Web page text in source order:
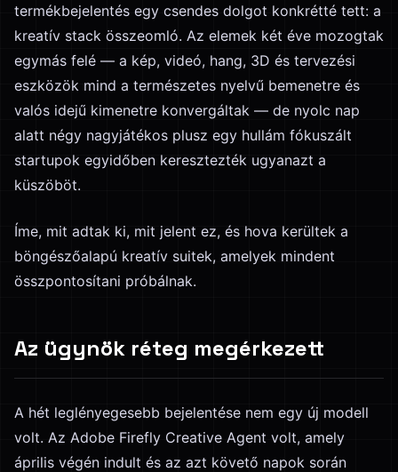
termékbejelentés egy csendes dolgot konkrétté tett: a
kreatív stack összeomló. Az elemek két éve mozogtak
egymás felé — a kép, videó, hang, 3D és tervezési
eszközök mind a természetes nyelvű bemenetre és
valós idejű kimenetre konvergáltak — de nyolc nap
alatt négy nagyjátékos plusz egy hullám fókuszált
startupok egyidőben keresztezték ugyanazt a
küszöböt.
Íme, mit adtak ki, mit jelent ez, és hova kerültek a
böngészőalapú kreatív suitek, amelyek mindent
összpontosítani próbálnak.
Az ügynök réteg megérkezett
A hét leglényegesebb bejelentése nem egy új modell
volt. Az Adobe Firefly Creative Agent volt, amely
április végén indult és az azt követő napok során